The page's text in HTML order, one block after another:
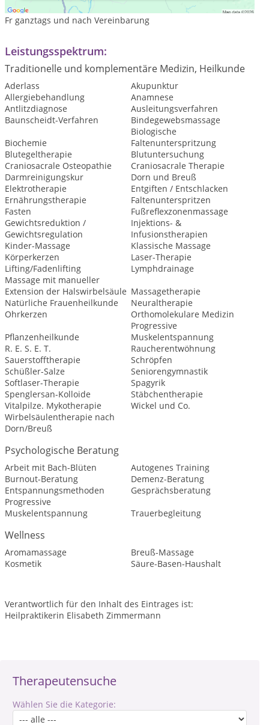
Therapeutensuche
Wählen Sie die Kategorie:
Mo 8.oo - 12.00; Die 14.oo - 19.oo; Mi 8.oo - 12.oo
Fr ganztags und nach Vereinbarung
Leistungsspektrum:
Traditionelle und komplementäre Medizin, Heilkunde
Aderlass
Akupunktur
Allergiebehandlung
Anamnese
Antlitzdiagnose
Ausleitungsverfahren
Baunscheidt-Verfahren
Bindegewebsmassage
Biochemie
Biologische
Faltenunterspritzung
Blutegeltherapie
Blutuntersuchung
Craniosacrale Osteopathie
Craniosacrale Therapie
Darmreinigungskur
Dorn und Breuß
Elektrotherapie
Entgiften / Entschlacken
Ernährungstherapie
Faltenunterspritzen
Fasten
Fußreflexzonenmassage
Gewichtsreduktion /
Gewichtsregulation
Injektions- &
Infusionstherapien
Kinder-Massage
Klassische Massage
Körperkerzen
Laser-Therapie
Lifting/Fadenlifting
Lymphdrainage
Massage mit manueller
Extension der Halswirbelsäule Massagetherapie
Natürliche Frauenheilkunde
Neuraltherapie
Ohrkerzen
Orthomolekulare Medizin
Pflanzenheilkunde
Progressive
Muskelentspannung
R. E. S. E. T.
Raucherentwöhnung
Sauerstofftherapie
Schröpfen
Schüßler-Salze
Seniorengymnastik
Softlaser-Therapie
Spagyrik
Spenglersan-Kolloide
Stäbchentherapie
Vitalpilze. Mykotherapie
Wickel und Co.
Wirbelsäulentherapie nach
Dorn/Breuß
Psychologische Beratung
Arbeit mit Bach-Blüten
Autogenes Training
Burnout-Beratung
Demenz-Beratung
Entspannungsmethoden
Gesprächsberatung
Progressive
Muskelentspannung
Trauerbegleitung
Wellness
Aromamassage
Breuß-Massage
Kosmetik
Säure-Basen-Haushalt
Verantwortlich für den Inhalt des Eintrages ist:
Heilpraktikerin Elisabeth Zimmermann